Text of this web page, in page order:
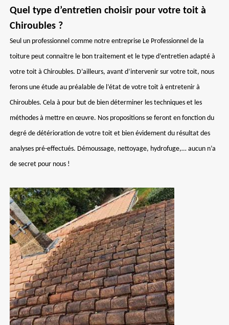
Quel type d’entretien choisir pour votre toit à
Chiroubles ?
Seul un professionnel comme notre entreprise Le Professionnel de la
toiture peut connaitre le bon traitement et le type d’entretien adapté à
votre toit à Chiroubles. D’ailleurs, avant d’intervenir sur votre toit, nous
ferons une étude au préalable de l’état de votre toit à entretenir à
Chiroubles. Cela à pour but de bien déterminer les techniques et les
méthodes à mettre en œuvre. Nos propositions se feront en fonction du
degré de détérioration de votre toit et bien évidement du résultat des
analyses pré-effectués. Démoussage, nettoyage, hydrofuge,… aucun n’a
de secret pour nous !